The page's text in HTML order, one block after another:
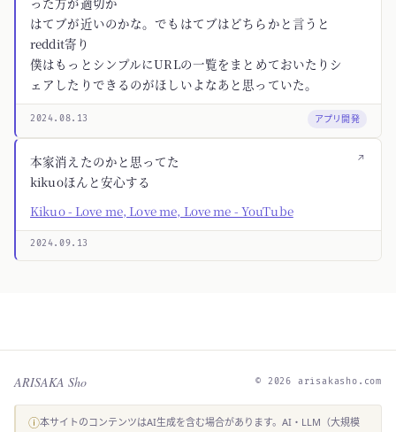
はてブが近いのかな。でもはてブはどちらかと言うと
reddit寄り
僕はもっとシンプルにURLの一覧をまとめておいたりシ
ェアしたりできるのがほしいよなあと思っていた。
2024.08.13 アプリ開発
↗
本家消えたのかと思ってた
kikuoほんと安心する
Kikuo - Love me, Love me, Love me - YouTube
2024.09.13
ARISAKA Sho © 2026 arisakasho.com
ⓘ本サイトのコンテンツはAI生成を含む場合があります。AI・LLM（大規模